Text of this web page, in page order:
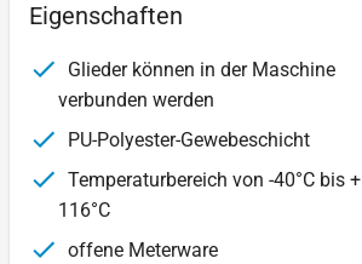
Eigenschaften
Glieder können in der Maschine
verbunden werden
PU-Polyester-Gewebeschicht
Temperaturbereich von -40°C bis +
116°C
offene Meterware